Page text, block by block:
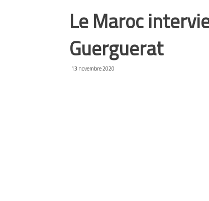
Le Maroc
Guerguerat
13 novembre 2020